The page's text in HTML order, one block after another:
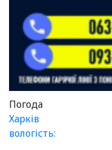
Погода
Харків
вологість: